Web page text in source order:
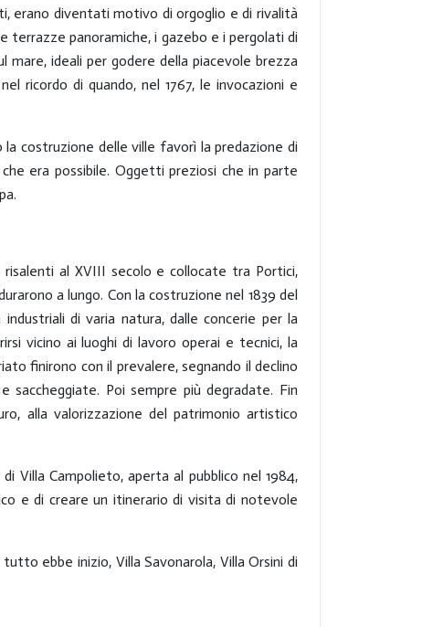
erano diventati motivo di orgoglio e di rivalità
terrazze panoramiche, i gazebo e i pergolati di
ideali per godere della piacevole brezza
ricordo di quando, nel 1767, le invocazioni e
costruzione delle ville favorì la predazione di
era possibile. Oggetti preziosi che in parte
al XVIII secolo e collocate tra Portici,
a lungo. Con la costruzione nel 1839 del
di varia natura, dalle concerie per la
vicino ai luoghi di lavoro operai e tecnici, la
finirono con il prevalere, segnando il declino
saccheggiate. Poi sempre più degradate. Fin
alla valorizzazione del patrimonio artistico
Villa Campolieto, aperta al pubblico nel 1984,
e di creare un itinerario di visita di notevole
ebbe inizio, Villa Savonarola, Villa Orsini di